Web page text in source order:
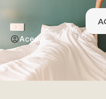
Aceder